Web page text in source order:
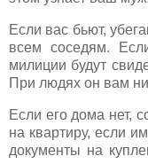
Если вас бьют,
всем соседям.
милиции будут
При людях он вам
Если его дома нет,
на квартиру, если
документы на